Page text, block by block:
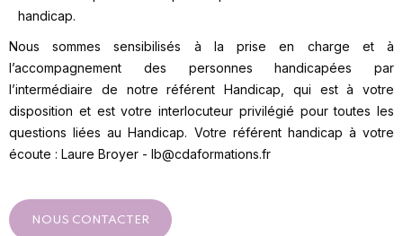
handicap.
Nous sommes sensibilisés à la prise en charge et à
l’accompagnement des personnes handicapées par
l’intermédiaire de notre référent Handicap, qui est à votre
disposition et est votre interlocuteur privilégié pour toutes les
questions liées au Handicap. Votre référent handicap à votre
écoute : Laure Broyer - lb@cdaformations.fr
NOUS CONTACTER